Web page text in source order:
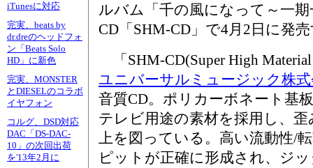
iTunesに対応
完実、beats by
dr.dreのヘッドフォ
ン「Beats Solo
HD」に新色
完実、MONSTER
とDIESELのコラボ
イヤフォン
コルグ、DSD対応
DAC「DS-DAC-
10」の次回出荷
を'13年2月に
ルバム「千の風になって～一
CD「SHM-CD」で4月2日に発
「SHM-CD(Super High
ユニバーサルミュージック株
音質CD。ポリカーボネート基
テレビ用途の素材を採用し、
上を図っている。高い流動性/
ピットが正確に形成され、ジ